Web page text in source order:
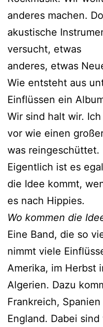
anderes machen.
akustische
versucht, etwas
anderes, etwas
Wie entsteht aus
Einflüssen ein
Wir sind halt wir.
vor wie einen
was reingeschüttet.
Eigentlich ist es
die Idee kommt,
es nach Hippies.
Wo kommen die
Eine Band, die so
nimmt viele
Amerika, im Herbst
Algerien. Dazu
Frankreich,
England. Dabei